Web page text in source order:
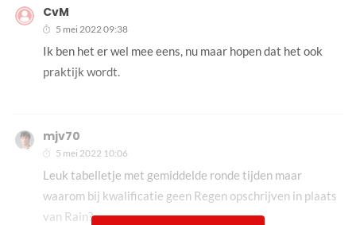
CvM
5 mei 2022 09:38
Ik ben het er wel mee eens, nu maar hopen dat het ook
praktijk wordt.
mjv70
5 mei 2022 10:06
Leuk tabelletje met gemiddelde ronde tijden maar
waarom bij kwalificatie geen Regen opschrijven in plaats
van Rain?